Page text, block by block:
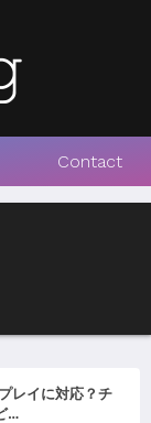
Contact
レイに対応？チ
…